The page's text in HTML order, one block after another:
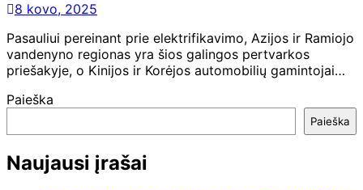
8 kovo, 2025
Pasauliui pereinant prie elektrifikavimo, Azijos ir Ramiojo
vandenyno regionas yra šios galingos pertvarkos
priešakyje, o Kinijos ir Korėjos automobilių gamintojai…
Paieška
Paieška
Naujausi įrašai